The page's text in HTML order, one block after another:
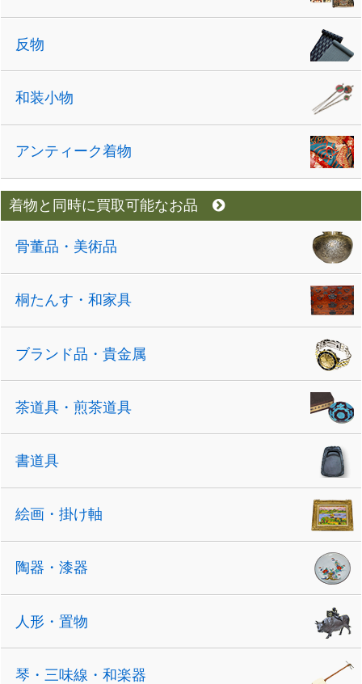
反物
和装小物
アンティーク着物
着物と同時に買取可能なお品
骨董品・美術品
桐たんす・和家具
ブランド品・貴金属
茶道具・煎茶道具
書道具
絵画・掛け軸
陶器・漆器
人形・置物
琴・三味線・和楽器